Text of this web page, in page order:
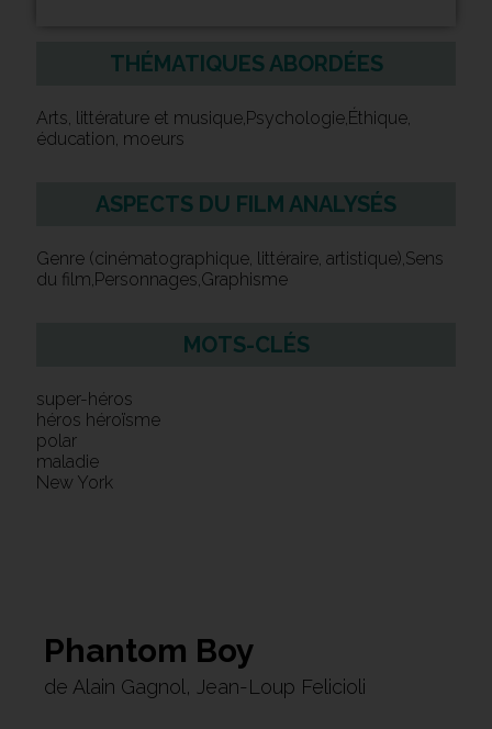
THÉMATIQUES ABORDÉES
Arts, littérature et musique,Psychologie,Éthique,
éducation, moeurs
ASPECTS DU FILM ANALYSÉS
Genre (cinématographique, littéraire, artistique),Sens
du film,Personnages,Graphisme
MOTS-CLÉS
super-héros
héros héroïsme
polar
maladie
New York
Phantom Boy
de Alain Gagnol, Jean-Loup Felicioli